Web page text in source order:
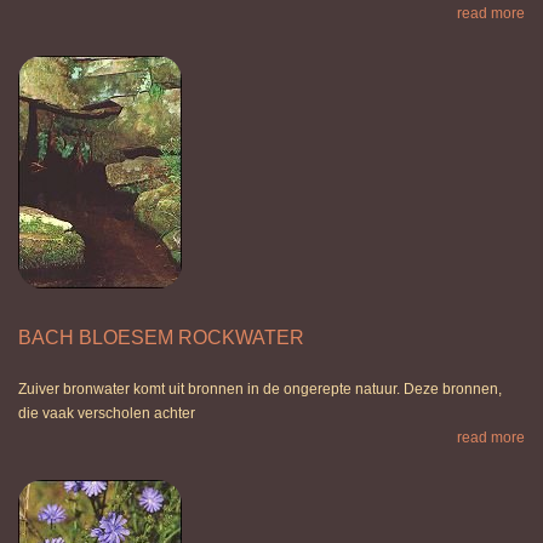
read more
BACH BLOESEM ROCKWATER
Zuiver bronwater komt uit bronnen in de ongerepte natuur. Deze bronnen,
die vaak verscholen achter
read more